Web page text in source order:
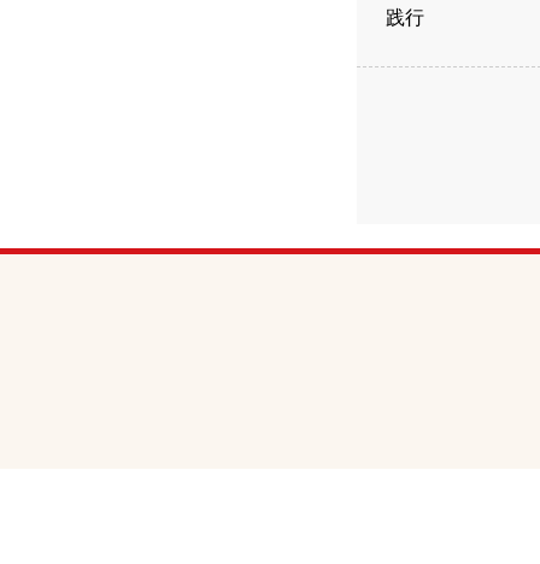
践行